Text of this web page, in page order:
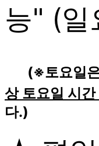
능" (일
(※토요일
상 토요일 시간
다.)